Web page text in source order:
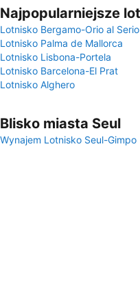
Najpopularniejsze
Lotnisko Bergamo-Orio al Serio
Lotnisko Palma de Mallorca
Lotnisko Lisbona-Portela
Lotnisko Barcelona-El Prat
Lotnisko Alghero
Blisko miasta Seul
Wynajem Lotnisko Seul-Gimpo